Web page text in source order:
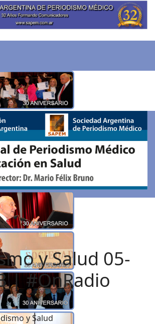
y Salud 05-
| #OnRadio
y Salud